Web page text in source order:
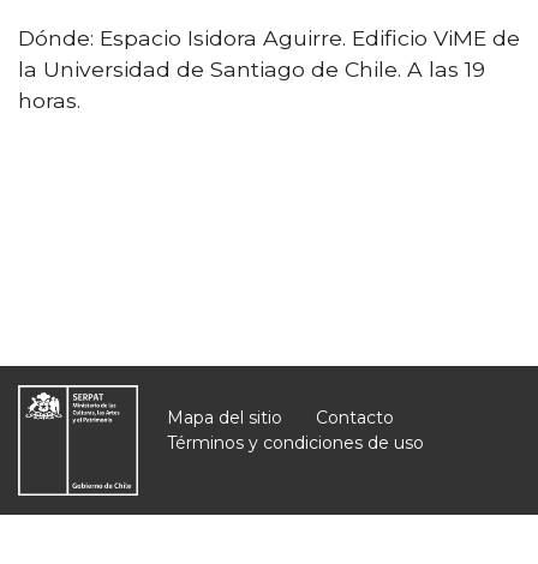
Dónde: Espacio Isidora Aguirre. Edificio ViME de
la Universidad de Santiago de Chile. A las 19
horas.
Mapa del sitio
Contacto
Términos y condiciones de uso